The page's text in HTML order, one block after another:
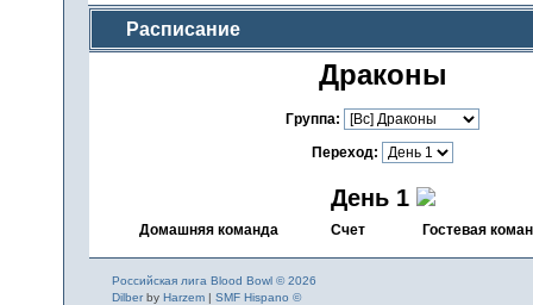
Расписание
Драконы
Группа:
Переход:
День 1
Домашняя команда Счет Гостевая
Российская лига Blood Bowl © 2026
Dilberby Harzem| SMF Hispano ©